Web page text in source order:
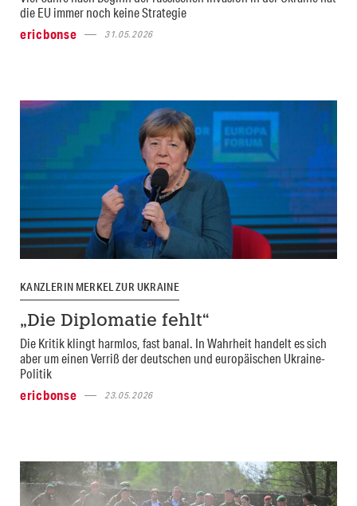
die EU immer noch keine Strategie
ericbonse
31.05.2026
KANZLERIN MERKEL ZUR UKRAINE
„Die Diplomatie fehlt“
Die Kritik klingt harmlos, fast banal. In Wahrheit handelt es sich
aber um einen Verriß der deutschen und europäischen Ukraine-
Politik
ericbonse
23.05.2026